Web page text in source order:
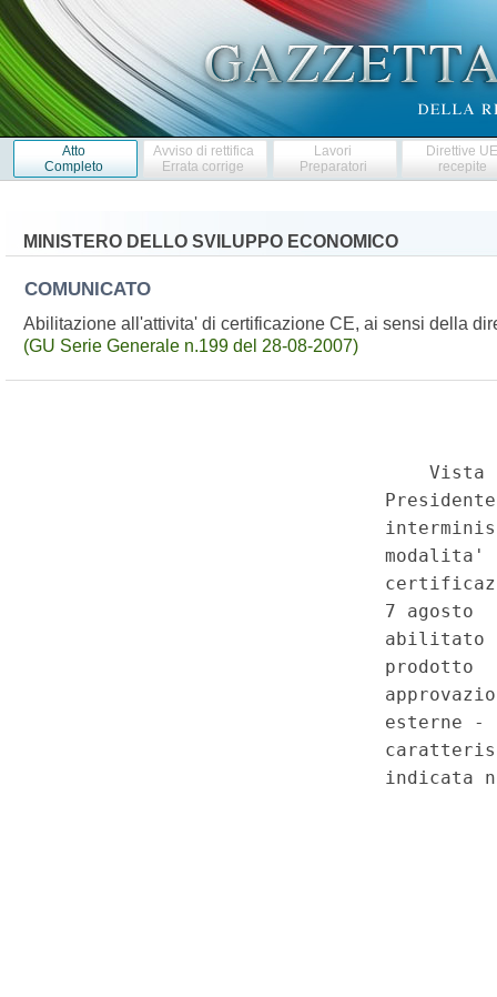
Atto
Completo
Avviso di rettifica
Errata corrige
Lavori
Preparatori
Direttive
recepite
MINISTERO DELLO SVILUPPO ECONOMICO
COMUNICATO
Abilitazione all'attivita' di certificazione CE, ai sensi della
(GU Serie Generale n.199 del 28-08-2007)